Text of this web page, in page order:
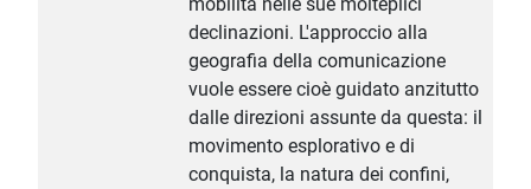
mobilità nelle sue molteplici
declinazioni. L'approccio alla
geografia della comunicazione
vuole essere cioè guidato anzitutto
dalle direzioni assunte da questa: il
movimento esplorativo e di
conquista, la natura dei confini,